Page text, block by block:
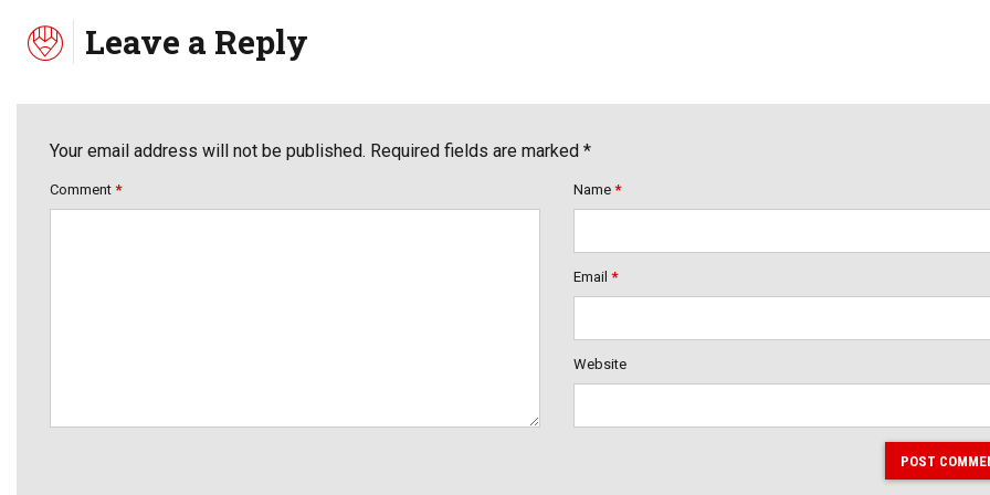
Leave a Reply
Your email address will not be published. Required fields are marked *
Comment * Name *
Email *
Website
POST